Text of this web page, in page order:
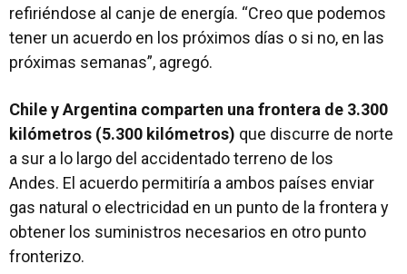
refiriéndose al canje de energía. “Creo que podemos
tener un acuerdo en los próximos días o si no, en las
próximas semanas”, agregó.
Chile y Argentina comparten una frontera de 3.300
kilómetros (5.300 kilómetros) que discurre de norte
a sur a lo largo del accidentado terreno de los
Andes. El acuerdo permitiría a ambos países enviar
gas natural o electricidad en un punto de la frontera y
obtener los suministros necesarios en otro punto
fronterizo.